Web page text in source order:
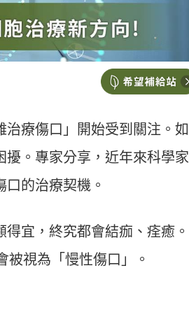
療傷口」開始受到關注。如
。專家分享，近年來科學家
的治療契機。
宜，終究都會結痂、痊癒。
視為「慢性傷口」。